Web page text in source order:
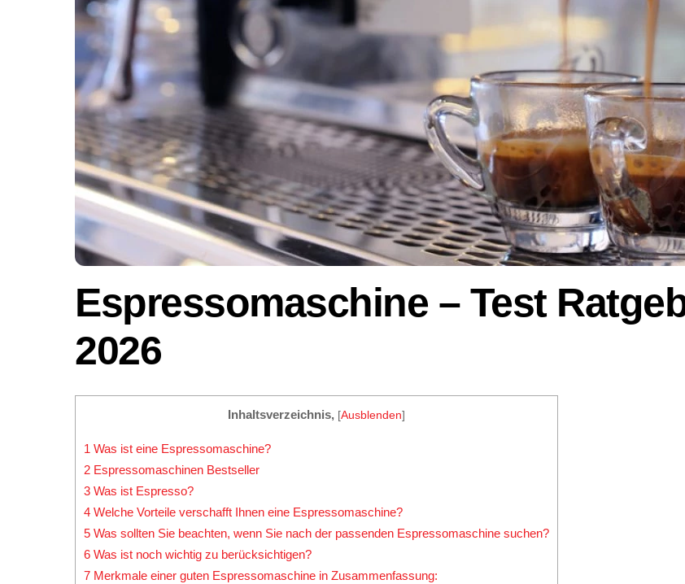
Espressomaschine – Test
2026
Inhaltsverzeichnis, [Ausblenden]
1 Was ist eine Espressomaschine?
2 Espressomaschinen Bestseller
3 Was ist Espresso?
4 Welche Vorteile verschafft Ihnen eine Espressomaschine?
5 Was sollten Sie beachten, wenn Sie nach der passenden Espressomaschine suchen?
6 Was ist noch wichtig zu berücksichtigen?
7 Merkmale einer guten Espressomaschine in Zusammenfassung: